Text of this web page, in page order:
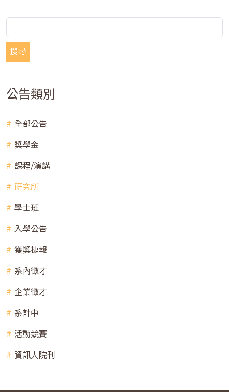
搜尋
公告類別
全部公告
獎學金
課程/演講
研究所
學士班
入學公告
獲獎捷報
系內徵才
企業徵才
系計中
活動競賽
資訊人院刊